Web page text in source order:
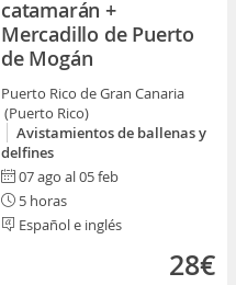
catamarán +
Mercadillo de Puerto
de Mogán
Puerto Rico de Gran Canaria
(Puerto Rico)
Avistamientos de ballenas y
delfines
07 ago al 05 feb
5 horas
Español e inglés
28€